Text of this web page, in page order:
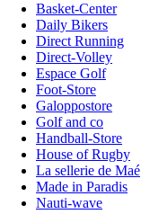
Basket-Center
Daily Bikers
Direct Running
Direct-Volley
Espace Golf
Foot-Store
Galoppostore
Golf and co
Handball-Store
House of Rugby
La sellerie de Maé
Made in Paradis
Nauti-wave